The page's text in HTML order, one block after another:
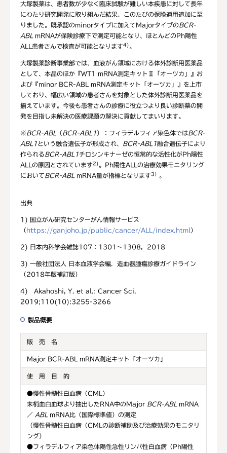
大塚製薬は、患者数が少なく臨床試験が難しい本疾患に対して長年
にわたり研究開発に取り組んだ結果、このたびの保険適用追加に至
りました。既承認のminorタイプに加えてMajorタイプのBCR-
ABL mRNAが保険診療下で測定可能となり、ほとんどのPh陽性
ALL患者さんで検査が可能となります4) 。
大塚製薬診断事業部では、血液がん領域における体外診断用医薬品
として、本品のほか『WT1 mRNA測定キットⅡ「オーツカ」』お
よび『minor BCR-ABL mRNA測定キット「オーツカ」』を上市
しており、幅広い領域の患者さんを対象とした体外診断用医薬品を
揃えています。今後も患者さんの診療に役立つより良い診断薬の開
発を目指し未解決の医療課題の解決に貢献してまいります。
※BCR-ABL （BCR-ABL1）：フィラデルフィア染色体ではBCR-
ABL1という融合遺伝子が形成され、 BCR-ABL1融合遺伝子により
作られるBCR-ABL1チロシンキナーゼの恒常的な活性化がPh陽性
ALLの原因とされています 2) 。Ph陽性ALLの治療効果モニタリング
においてBCR-ABL mRNA量が指標となります 3 ） 。
出典
1) 国立がん研究センターがん情報サービス
（ https://ganjoho.jp/public/cancer/ALL/index.html ）
2) 日本内科学会雑誌107：1301～1308，2018
3) 一般社団法人 日本血液学会編．造血器腫瘍診療ガイドライン
（2018年版補訂版）
4) Akahoshi, Y. et al.: Cancer Sci.
2019;110(10):3255-3266
製品概要
販 売 名
Major BCR-ABL mRNA測定キット「オーツカ」
使 用 目 的
●慢性骨髄性白血病（CML）
末梢血白血球より抽出したRNA中のMajor BCR-ABL mRNA
／ ABL mRNA比（国際標準値）の測定
（慢性骨髄性白血病（CMLの診断補助及び治療効果のモニタリ
ング）
●フィラデルフィア染色体陽性急性リンパ性白血病（Ph陽性